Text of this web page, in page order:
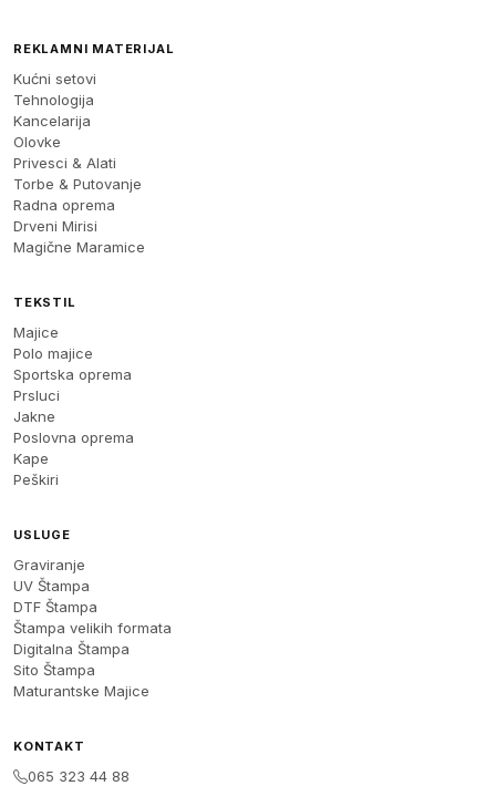
REKLAMNI MATERIJAL
Kućni setovi
Tehnologija
Kancelarija
Olovke
Privesci & Alati
Torbe & Putovanje
Radna oprema
Drveni Mirisi
Magične Maramice
TEKSTIL
Majice
Polo majice
Sportska oprema
Prsluci
Jakne
Poslovna oprema
Kape
Peškiri
USLUGE
Graviranje
UV Štampa
DTF Štampa
Štampa velikih formata
Digitalna Štampa
Sito Štampa
Maturantske Majice
KONTAKT
065 323 44 88